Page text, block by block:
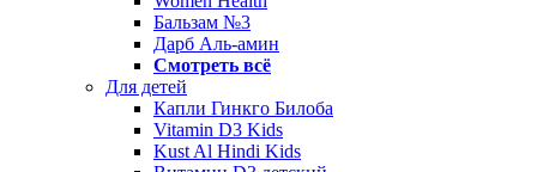
Бальзам №3
Дарб Аль-амин
Смотреть всё
Для детей
Капли Гинкго Билоба
Vitamin D3 Kids
Kust Al Hindi Kids